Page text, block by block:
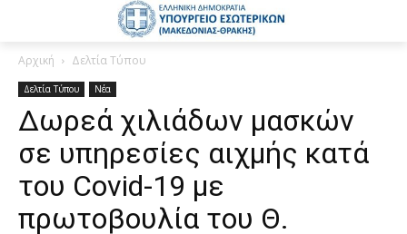
Αρχική Δελτία Τύπου
Δελτία Τύπου Νέα
Δωρεά χιλιάδων μασκών
σε υπηρεσίες αιχμής κατά
του Covid-19 με
πρωτοβουλία του Θ.